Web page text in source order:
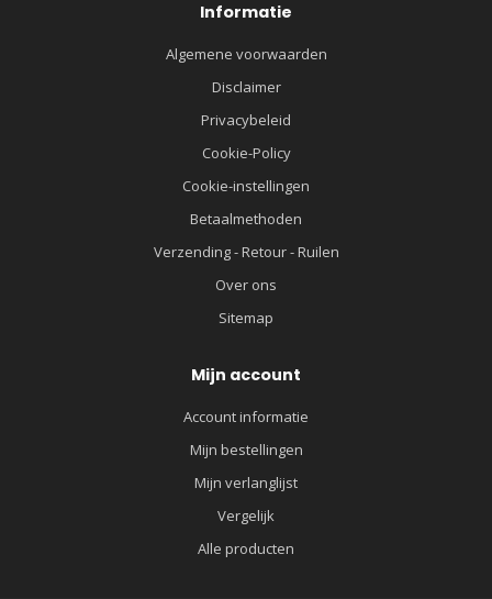
Informatie
Algemene voorwaarden
Disclaimer
Privacybeleid
Cookie-Policy
Cookie-instellingen
Betaalmethoden
Verzending - Retour - Ruilen
Over ons
Sitemap
Mijn account
Account informatie
Mijn bestellingen
Mijn verlanglijst
Vergelijk
Alle producten